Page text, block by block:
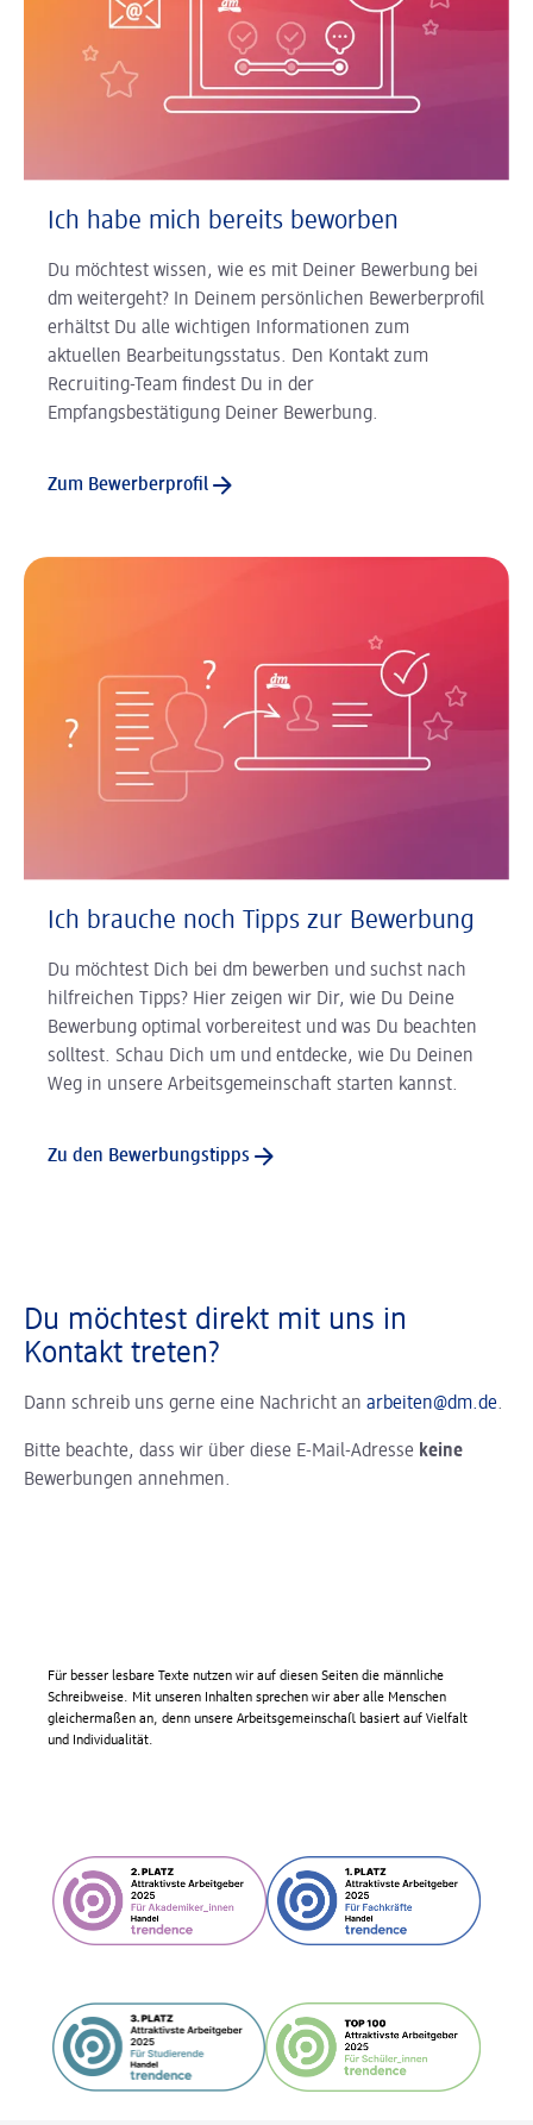
Ich habe mich bereits beworben
Du möchtest wissen, wie es mit Deiner Bewerbung bei
dm weitergeht? In Deinem persönlichen Bewerberprofil
erhältst Du alle wichtigen Informationen zum
aktuellen Bearbeitungsstatus. Den Kontakt zum
Recruiting-Team findest Du in der
Empfangsbestätigung Deiner Bewerbung.
Zum Bewerberprofil
Ich brauche noch Tipps zur Bewerbung
Du möchtest Dich bei dm bewerben und suchst nach
hilfreichen Tipps? Hier zeigen wir Dir, wie Du Deine
Bewerbung optimal vorbereitest und was Du beachten
solltest. Schau Dich um und entdecke, wie Du Deinen
Weg in unsere Arbeitsgemeinschaft starten kannst.
Zu den Bewerbungstipps
Du möchtest direkt mit uns in
Kontakt treten?
Dann schreib uns gerne eine Nachricht an arbeiten@dm.de.
Bitte beachte, dass wir über diese E-Mail-Adresse keine
Bewerbungen annehmen.
Für besser lesbare Texte nutzen wir auf diesen Seiten die männliche
Schreibweise. Mit unseren Inhalten sprechen wir aber alle Menschen
gleichermaßen an, denn unsere Arbeitsgemeinschaft basiert auf Vielfalt
und Individualität.